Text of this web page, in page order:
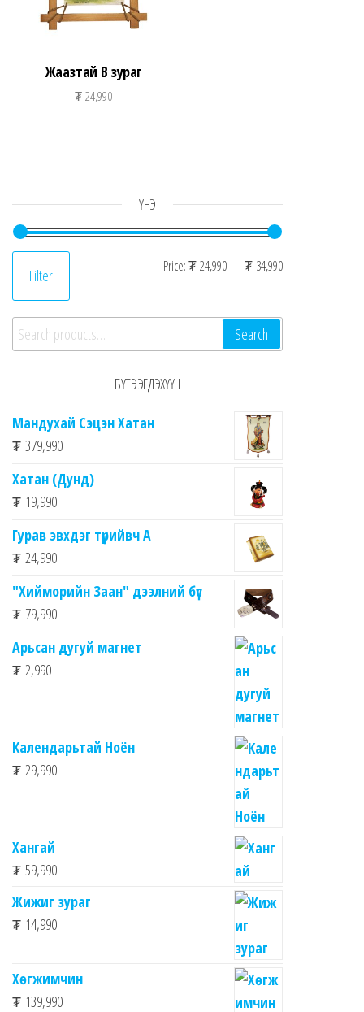
Жаазтай В зураг
₮24,990
ҮНЭ
Min price
Max price
Filter Price:₮ 24,990—₮ 34,990
Search for: Search
БҮТЭЭГДЭХҮҮН
Мандухай Сэцэн Хатан
₮ 379,990
Хатан (Дунд)
₮ 19,990
Гурав эвхдэг түрийвч A
₮ 24,990
"Хийморийн Заан" дээлний бүс
₮ 79,990
Арьсан дугуй магнет
₮ 2,990
Календарьтай Ноён
₮ 29,990
Хангай
₮ 59,990
Жижиг зураг
₮ 14,990
Хөгжимчин
₮ 139,990